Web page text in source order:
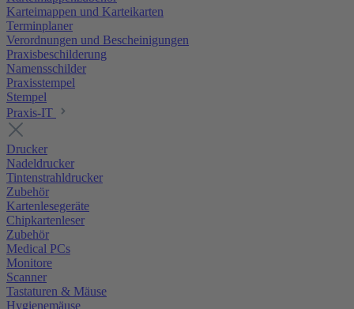
Karteimappen und Karteikarten
Terminplaner
Verordnungen und Bescheinigungen
Praxisbeschilderung
Namensschilder
Praxisstempel
Stempel
Praxis-IT
Drucker
Nadeldrucker
Tintenstrahldrucker
Zubehör
Kartenlesegeräte
Chipkartenleser
Zubehör
Medical PCs
Monitore
Scanner
Tastaturen & Mäuse
Hygienemäuse